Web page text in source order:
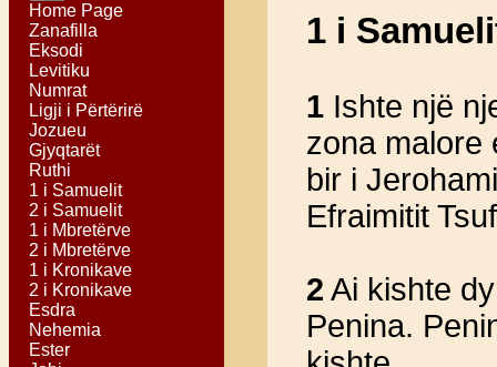
Home Page
Zanafilla
Eksodi
Levitiku
Numrat
Ligji i Përtërirë
Jozueu
Gjyqtarët
Ruthi
1 i Samuelit
2 i Samuelit
1 i Mbretërve
2 i Mbretërve
1 i Kronikave
2 i Kronikave
Esdra
Nehemia
Ester
1 i
1Ishte një
zona malore
bir i
Efraimitit
2 Ai kishte
Penina.